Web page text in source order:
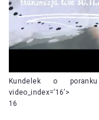
Kundelek o poranku
video_index=’16’>
16